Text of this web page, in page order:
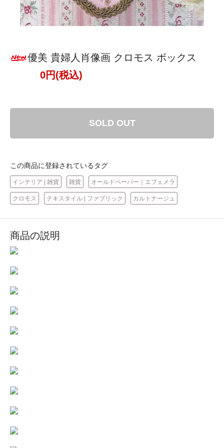
優美 貴婦人肖像画 クロモス ボックス
0円(税込)
SOLD OUT
この商品に登録されているタグ
インテリア | 雑貨 雑貨 オールドペーパー｜エフェメラ
クロモス テキスタイル | ファブリック カルトナージュ
商品の説明